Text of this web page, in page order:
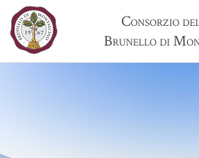
Consorzio
Brunello di